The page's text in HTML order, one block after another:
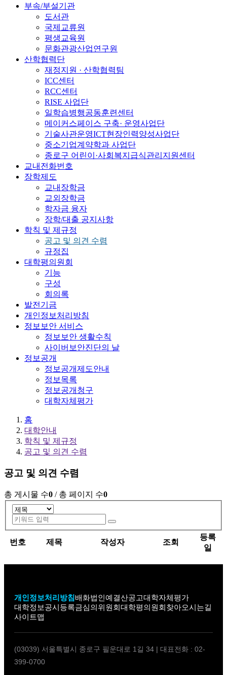
부속/부설기관
도서관
국제교류원
평생교육원
문화관광산업연구원
산학협력단
재정지원 · 산학협력팀
ICC센터
RCC센터
RISE 사업단
일학습병행공동훈련센터
메이커스페이스 구축· 운영사업단
기술사관운영ICT현장인력양성사업단
중소기업계약학과 사업단
종로구 어린이·사회복지급식관리지원센터
교내전화번호
장학제도
교내장학금
교외장학금
학자금 융자
장학/대출 공지사항
학칙 및 제규정
공고 및 의견 수렴
규정집
대학평의원회
기능
구성
회의록
발전기금
개인정보처리방침
정보보안 서비스
정보보안 생활수칙
사이버보안진단의 날
정보공개
정보공개제도안내
정보목록
정보공개청구
대학자체평가
홈
대학안내
학칙 및 제규정
공고 및 의견 수렴
공고 및 의견 수렴
총 게시물 수0 / 총 페이지 수0
게시글의 분야,제목으로 검색하세요.
검색 옵션
키워드 입력
검색
번호 제목 작성자 조회
등록
일
개인정보처리방침배화법인예결산공고대학자체평가
대학정보공시등록금심의위원회대학평의원회찾아오시는길
사이트맵
(03039) 서울특별시 종로구 필운대로 1길 34 | 대표전화 : 02-
399-0700